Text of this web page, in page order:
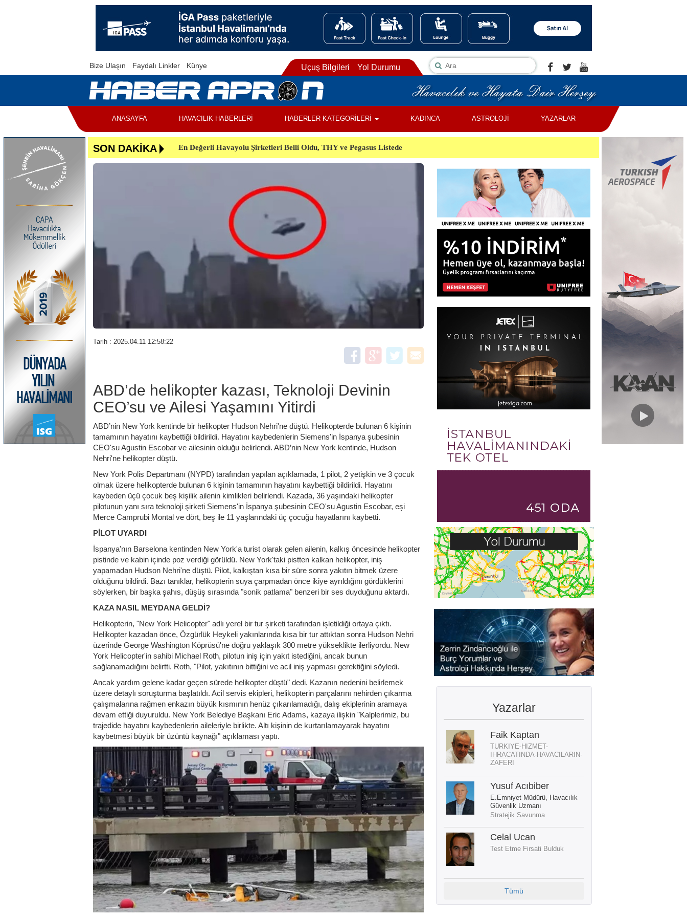
Bize Ulaşın Faydalı Linkler Künye Uçuş Bilgileri Yol Durumu
ANASAYFA HAVACILIK HABERLERİ HABERLER KATEGORİLERİ KADINCA ASTROLOJİ YAZARLAR
SON DAKİKA
En Değerli Havayolu Şirketleri Belli Oldu, THY ve Pegasus Listede
Uçuşlar Aksadı, Almanya’da Havalimanında Şüpheli Cisim Alarmı
Tarih : 2025.04.11 12:58:22
ABD’de helikopter kazası, Teknoloji Devinin
CEO’su ve Ailesi Yaşamını Yitirdi
ABD’nin New York kentinde bir helikopter Hudson Nehri'ne düştü. Helikopterde bulunan 6 kişinin
tamamının hayatını kaybettiği bildirildi. Hayatını kaybedenlerin Siemens'in İspanya şubesinin
CEO'su Agustin Escobar ve ailesinin olduğu belirlendi. ABD’nin New York kentinde, Hudson
Nehri'ne helikopter düştü.
New York Polis Departmanı (NYPD) tarafından yapılan açıklamada, 1 pilot, 2 yetişkin ve 3 çocuk
olmak üzere helikopterde bulunan 6 kişinin tamamının hayatını kaybettiği bildirildi. Hayatını
kaybeden üçü çocuk beş kişilik ailenin kimlikleri belirlendi. Kazada, 36 yaşındaki helikopter
pilotunun yanı sıra teknoloji şirketi Siemens'in İspanya şubesinin CEO'su Agustin Escobar, eşi
Merce Camprubi Montal ve dört, beş ile 11 yaşlarındaki üç çocuğu hayatlarını kaybetti.
PİLOT UYARDI
İspanya'nın Barselona kentinden New York'a turist olarak gelen ailenin, kalkış öncesinde helikopter
pistinde ve kabin içinde poz verdiği görüldü. New York'taki pistten kalkan helikopter, iniş
yapamadan Hudson Nehri'ne düştü. Pilot, kalkıştan kısa bir süre sonra yakıtın bitmek üzere
olduğunu bildirdi. Bazı tanıklar, helikopterin suya çarpmadan önce ikiye ayrıldığını gördüklerini
söylerken, bir başka şahıs, düşüş sırasında "sonik patlama" benzeri bir ses duyduğunu aktardı.
KAZA NASIL MEYDANA GELDİ?
Helikopterin, "New York Helicopter" adlı yerel bir tur şirketi tarafından işletildiği ortaya çıktı.
Helikopter kazadan önce, Özgürlük Heykeli yakınlarında kısa bir tur attıktan sonra Hudson Nehri
üzerinde George Washington Köprüsü'ne doğru yaklaşık 300 metre yükseklikte ilerliyordu. New
York Helicopter'in sahibi Michael Roth, pilotun iniş için yakıt istediğini, ancak bunun
sağlanamadığını belirtti. Roth, "Pilot, yakıtının bittiğini ve acil iniş yapması gerektiğini söyledi.
Ancak yardım gelene kadar geçen sürede helikopter düştü" dedi. Kazanın nedenini belirlemek
üzere detaylı soruşturma başlatıldı. Acil servis ekipleri, helikopterin parçalarını nehirden çıkarma
çalışmalarına rağmen enkazın büyük kısmının henüz çıkarılamadığı, dalış ekiplerinin aramaya
devam ettiği duyuruldu. New York Belediye Başkanı Eric Adams, kazaya ilişkin "Kalplerimiz, bu
trajedide hayatını kaybedenlerin aileleriyle birlikte. Altı kişinin de kurtarılamayarak hayatını
kaybetmesi büyük bir üzüntü kaynağı" açıklaması yaptı.
Yazarlar
Faik Kaptan
TURKIYE-HIZMET-
IHRACATINDA-HAVACILARIN-
ZAFERI
Yusuf Acıbiber
E.Emniyet Müdürü, Havacılık
Güvenlik Uzmanı
Stratejik Savunma
Celal Ucan
Test Etme Firsati Bulduk
Tümü